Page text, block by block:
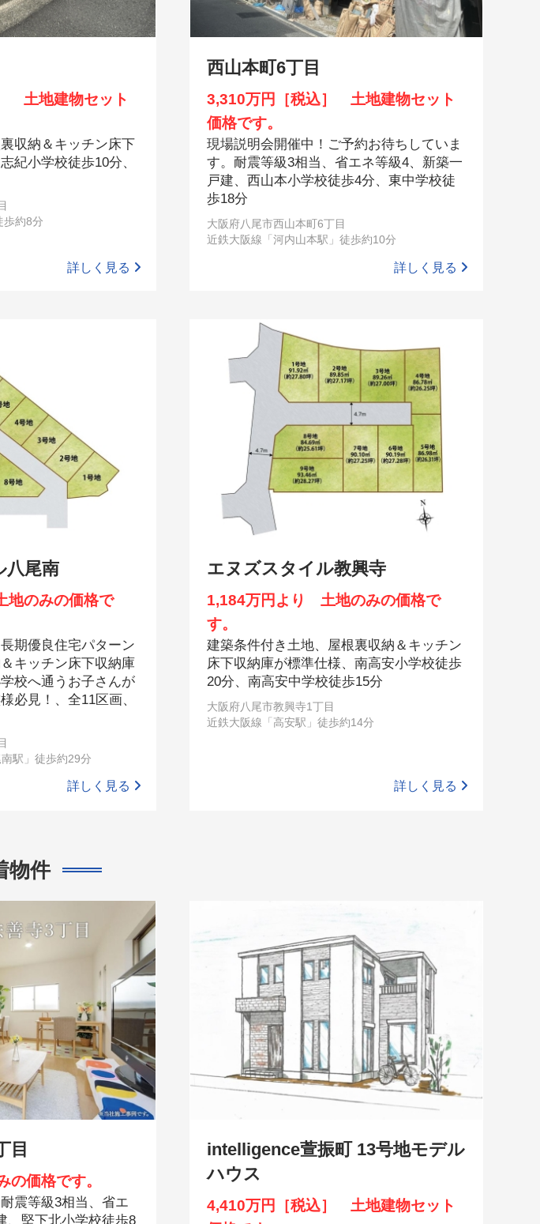
土地建物セット
収納＆キッチン床下
紀小学校徒歩10分、
歩約8分
詳しく見る
西山本町6丁目
3,310万円［税込］ 土地建物セット
価格です。
現場説明会開催中！ご予約お待ちしていま
す。耐震等級3相当、省エネ等級4、新築一
戸建、西山本小学校徒歩4分、東中学校徒
歩18分
大阪府八尾市西山本町6丁目
近鉄大阪線「河内山本駅」徒歩約10分
詳しく見る
八尾南
のみの価格で
期優良住宅パターン
キッチン床下収納庫
校へ通うお子さんが
必見！、全11区画、
駅」徒歩約29分
詳しく見る
エヌズスタイル教興寺
1,184万円より 土地のみの価格で
す。
建築条件付き土地、屋根裏収納＆キッチン
床下収納庫が標準仕様、南高安小学校徒歩
20分、南高安中学校徒歩15分
大阪府八尾市教興寺1丁目
近鉄大阪線「高安駅」徒歩約14分
詳しく見る
物件
目
価格です。
震等級3相当、省エ
、堅下北小学校徒歩8
intelligence萱振町 13号地モデル
ハウス
4,410万円［税込］ 土地建物セット